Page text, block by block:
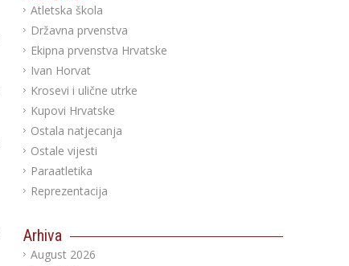
Atletska škola
Državna prvenstva
Ekipna prvenstva Hrvatske
Ivan Horvat
Krosevi i ulične utrke
Kupovi Hrvatske
Ostala natjecanja
Ostale vijesti
Paraatletika
Reprezentacija
Arhiva
August 2026